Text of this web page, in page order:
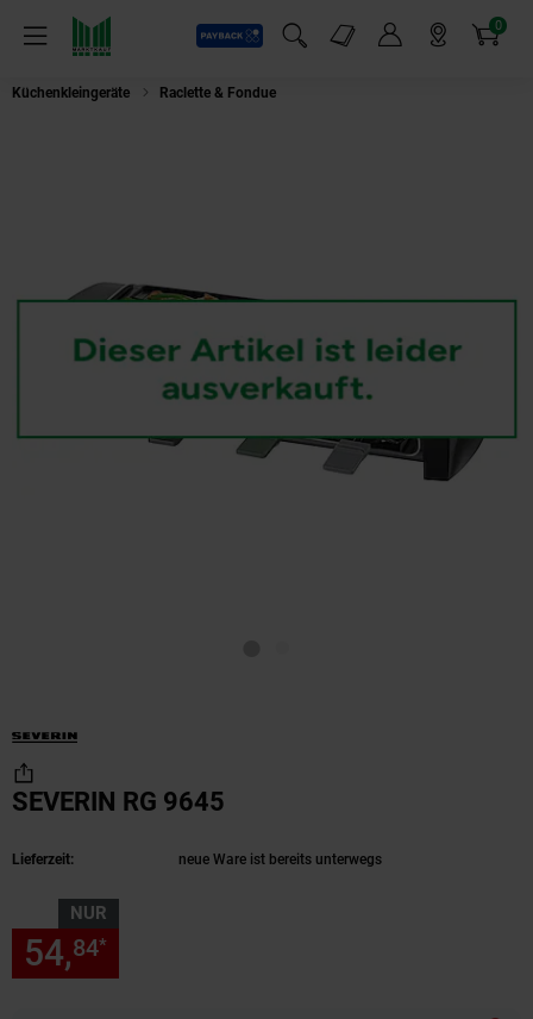
Menü
Payback
Suchfeld einblenden
Markt-Angebote 0
Artikel
Küchenkleingeräte Raclette & Fondue
SEVERIN RG 9645
Lieferzeit: neue Ware ist bereits unterwegs
NUR
54,84*